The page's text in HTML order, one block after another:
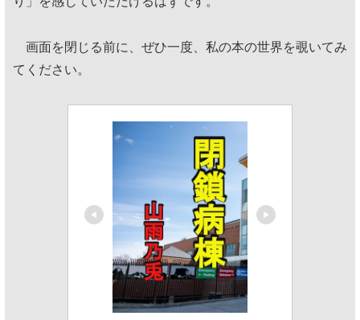
画面を閉じる前に、ぜひ一度、私の本の世界を覗いてみ
てください。